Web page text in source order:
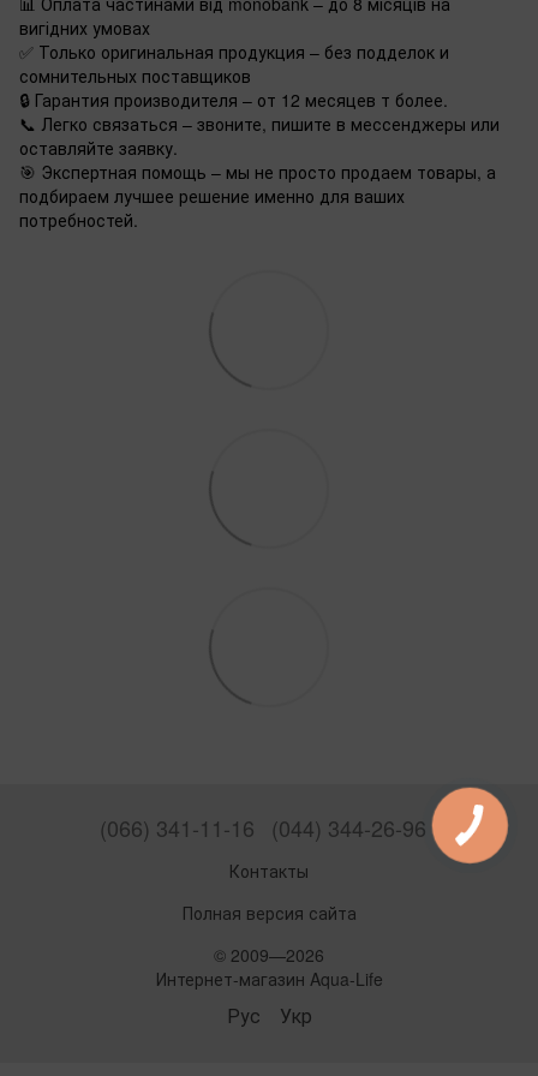
вигідних умовах
✅ Только оригинальная продукция – без подделок и
сомнительных поставщиков
🔒 Гарантия производителя – от 12 месяцев т более.
📞 Легко связаться – звоните, пишите в мессенджеры или
оставляйте заявку.
🎯 Экспертная помощь – мы не просто продаем товары, а
подбираем лучшее решение именно для ваших
потребностей.
(066) 341-11-16 (044) 344-26-96
Контакты
Полная версия сайта
© 2009—2026
Интернет-магазин Aqua-Life
Рус Укр